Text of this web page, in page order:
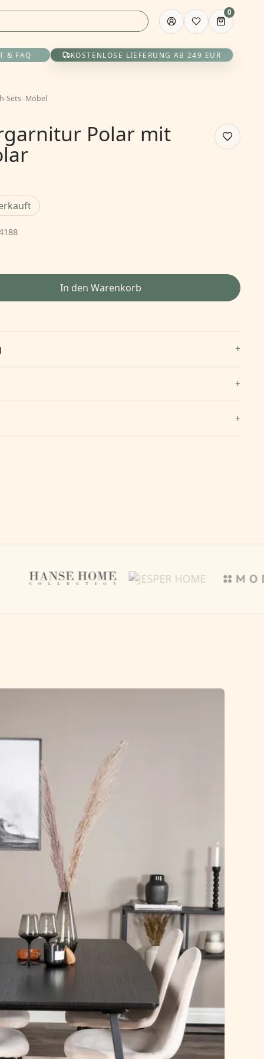
0
& FAQ KOSTENLOSE LIEFERUNG AB 249 EUR
Sets- Möbel
Polar mit
In den Warenkorb